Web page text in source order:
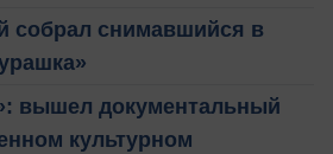
собрал снимавшийся в
вышел документальный
культурном